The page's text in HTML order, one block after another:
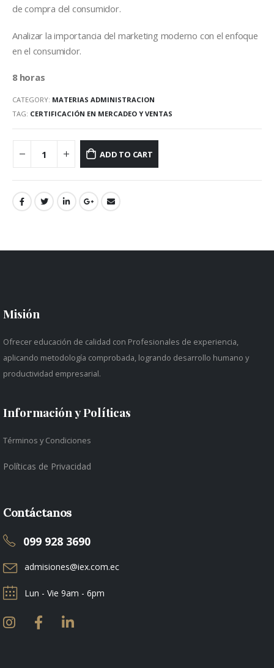
de compra del consumidor.
Analizar la importancia del marketing moderno con el enfoque
en el consumidor.
8 horas
CATEGORY: MATERIAS ADMINISTRACION
TAG: CERTIFICACIÓN EN MERCADEO Y VENTAS
ADD TO CART
Misión
Ofrecer educación de calidad con Profesionales de experiencia,
aplicando metodología comprobada, logrando desarrollo humano y
productividad empresarial.
Información y Políticas
Términos y Condiciones
Políticas de Privacidad
Contáctanos
099 928 3690
admisiones@iex.com.ec
Lun - Vie 9am - 6pm